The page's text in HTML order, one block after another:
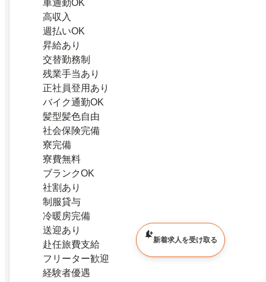
車通勤OK
高収入
週払いOK
昇給あり
交替勤務制
残業手当あり
正社員登用あり
バイク通勤OK
髪型髪色自由
社会保険完備
寮完備
寮費無料
ブランクOK
社割あり
制服貸与
冷暖房完備
送迎あり
赴任旅費支給
フリーター歓迎
経験者優遇
新着求人を受け取る